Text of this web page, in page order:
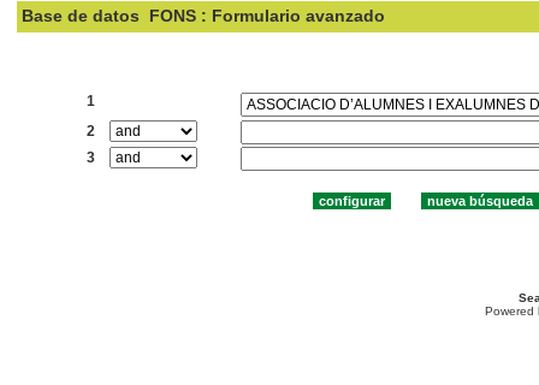
Base de datos FONS : Formulario avanzado
1
2
3